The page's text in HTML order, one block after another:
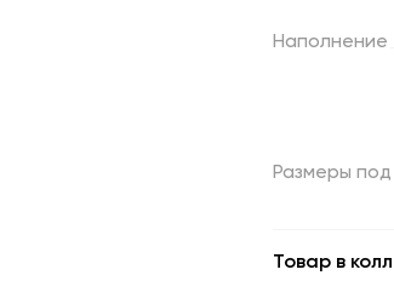
Наполнение
Размеры под
Товар в